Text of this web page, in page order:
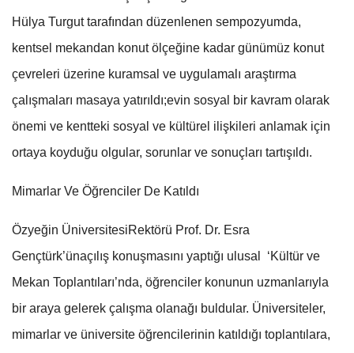
Hülya Turgut tarafından düzenlenen sempozyumda,
kentsel mekandan konut ölçeğine kadar günümüz konut
çevreleri üzerine kuramsal ve uygulamalı araştırma
çalışmaları masaya yatırıldı;evin sosyal bir kavram olarak
önemi ve kentteki sosyal ve kültürel ilişkileri anlamak için
ortaya koyduğu olgular, sorunlar ve sonuçları tartışıldı.
Mimarlar Ve Öğrenciler De Katıldı
Özyeğin ÜniversitesiRektörü Prof. Dr. Esra
Gençtürk’ünaçılış konuşmasını yaptığı ulusal ‘Kültür ve
Mekan Toplantıları’nda, öğrenciler konunun uzmanlarıyla
bir araya gelerek çalışma olanağı buldular. Üniversiteler,
mimarlar ve üniversite öğrencilerinin katıldığı toplantılara,